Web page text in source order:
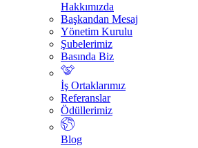
Hakkımızda
Başkandan Mesaj
Yönetim Kurulu
Şubelerimiz
Basında Biz
İş Ortaklarımız
Referanslar
Ödüllerimiz
Blog